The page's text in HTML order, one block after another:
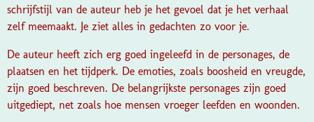
schrijfstijl van de auteur heb je het gevoel dat je het verhaal
zelf meemaakt. Je ziet alles in gedachten zo voor je.
De auteur heeft zich erg goed ingeleefd in de personages, de
plaatsen en het tijdperk. De emoties, zoals boosheid en vreugde,
zijn goed beschreven. De belangrijkste personages zijn goed
uitgediept, net zoals hoe mensen vroeger leefden en woonden.